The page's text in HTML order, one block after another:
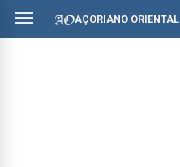
AÇORIANO ORIENTAL